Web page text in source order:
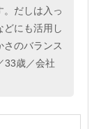
。だしは入っ
どにも活用し
さのバランス
33歳／会社